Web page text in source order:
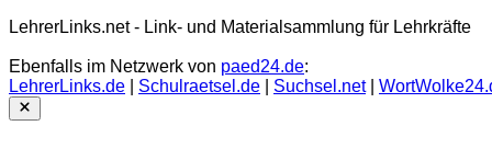
LehrerLinks.net - Link- und Materialsammlung für Lehrkräfte
Ebenfalls im Netzwerk von paed24.de:
LehrerLinks.de
Schulraetsel.de Suchsel.net|
Close